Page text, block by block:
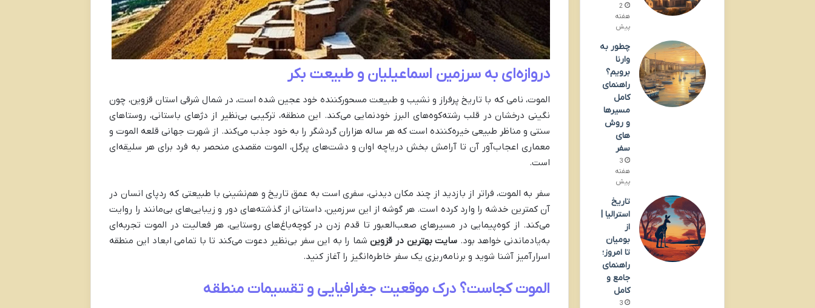
دروازه‌ای به سرزمین اسماعیلیان و طبیعت بکر
الموت، نامی که با تاریخ پرفراز و نشیب و طبیعت مسحورکننده خود عجین شده است، در شمال شرقی استان قزوین، چون
نگینی درخشان در قلب رشته‌کوه‌های البرز خودنمایی می‌کند. این منطقه، ترکیبی بی‌نظیر از دژهای باستانی، روستاهای
سنتی و مناظر طبیعی خیره‌کننده است که هر ساله هزاران گردشگر را به خود جذب می‌کند. از شهرت جهانی قلعه الموت و
معماری اعجاب‌آور آن تا آرامش بخش دریاچه اوان و دشت‌های پرگل، الموت مقصدی منحصر به فرد برای هر سلیقه‌ای
است.
سفر به الموت، فراتر از بازدید از چند مکان دیدنی، سفری است به عمق تاریخ و هم‌نشینی با طبیعتی که ردپای انسان در
آن کمترین خدشه را وارد کرده است. هر گوشه از این سرزمین، داستانی از گذشته‌های دور و زیبایی‌های بی‌مانند را روایت
می‌کند. از کوه‌پیمایی در مسیرهای صعب‌العبور تا قدم زدن در کوچه‌باغ‌های روستایی، هر فعالیت در الموت تجربه‌ای
به‌یادماندنی خواهد بود. سایت بهترین در قزوینشما را به این سفر بی‌نظیر دعوت می‌کند تا با تمامی ابعاد این منطقه
اسرارآمیز آشنا شوید و برنامه‌ریزی یک سفر خاطره‌انگیز را آغاز کنید.
الموت کجاست؟ درک موقعیت جغرافیایی و تقسیمات منطقه
2
هفته
پیش
چطور به
وارنا
برویم؟
راهنمای
کامل
مسیرها
و روش
های
سفر
3
هفته
پیش
تاریخ
استرالیا |
از
بومیان
تا امروز؛
راهنمای
جامع و
کامل
3